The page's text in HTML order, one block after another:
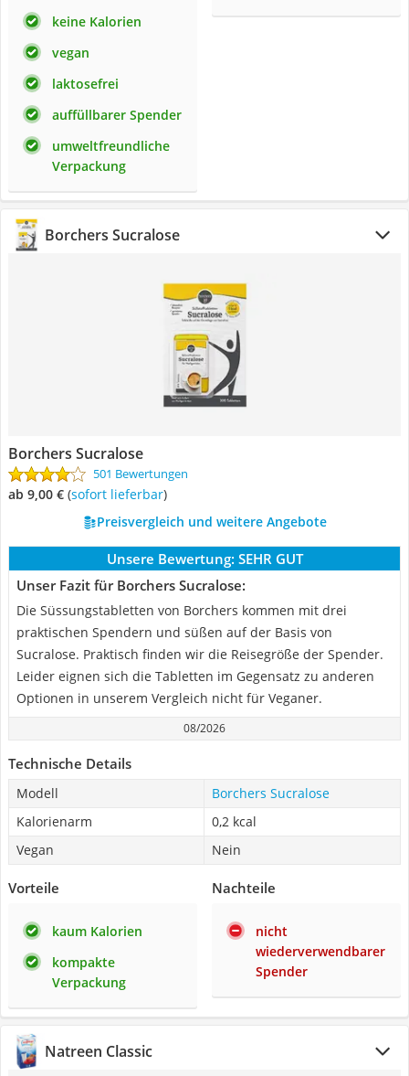
keine Kalorien
vegan
laktosefrei
auffüllbarer Spender
umweltfreundliche
Verpackung
Borchers Sucralose
Borchers Sucralose
501 Bewertungen
ab 9,00 € ( Sofort lieferbar)
Preisvergleich und weitere Angebote
Unsere Bewertung: SEHR GUT
Unser Fazit für Borchers Sucralose:
Die Süssungstabletten von Borchers kommen mit drei
praktischen Spendern und süßen auf der Basis von
Sucralose. Praktisch finden wir die Reisegröße der Spender.
Leider eignen sich die Tabletten im Gegensatz zu anderen
Optionen in unserem Vergleich nicht für Veganer.
08/2026
Technische Details
Modell
Borchers Sucralose
Kalorienarm
0,2 kcal
Vegan
Nein
Vorteile
kaum Kalorien
kompakte
Verpackung
Nachteile
nicht
wiederverwendbarer
Spender
Natreen Classic